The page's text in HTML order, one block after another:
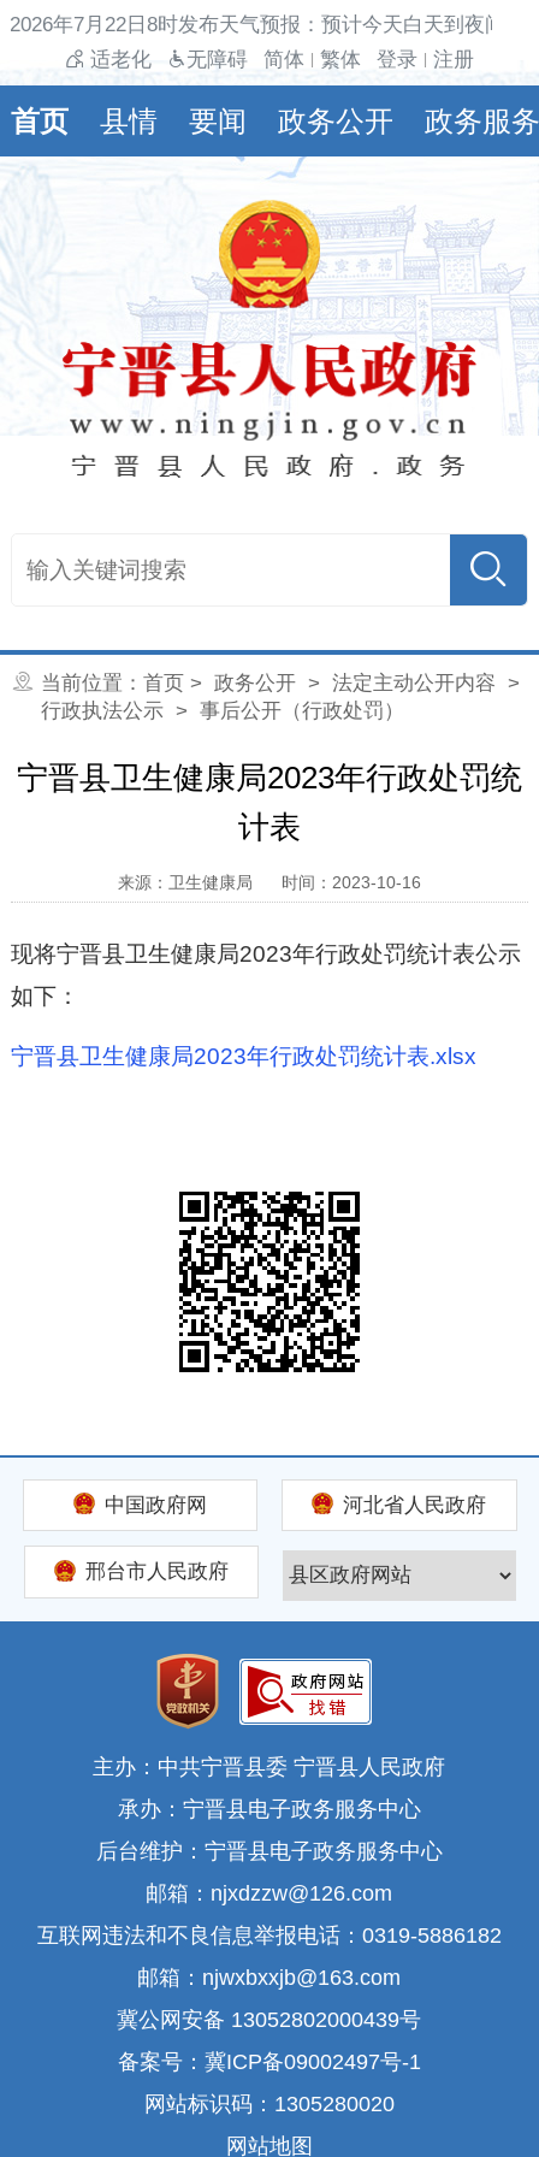
2026年7月22日8时发布天气预报：预计今天白天到夜间
适老化
无障碍 简体 繁体 登录 注册
首页 县情 要闻 政务公开 政务服务
当前位置： 首页 > 政务公开> 法定主动公开内容 >
行政执法公示> 事后公开（行政处罚）
宁晋县卫生健康局2023年行政处罚统
计表
来源：卫生健康局 时间：2023-10-16
现将宁晋县卫生健康局2023年行政处罚统计表公示
如下：
宁晋县卫生健康局2023年行政处罚统计表.xlsx
中国政府网 河北省人民政府
邢台市人民政府
主办：中共宁晋县委 宁晋县人民政府
承办：宁晋县电子政务服务中心
后台维护：宁晋县电子政务服务中心
邮箱：njxdzzw@126.com
互联网违法和不良信息举报电话：0319-5886182
邮箱：njwxbxxjb@163.com
冀公网安备 13052802000439号
备案号：冀ICP备09002497号-1
网站标识码：1305280020
网站地图